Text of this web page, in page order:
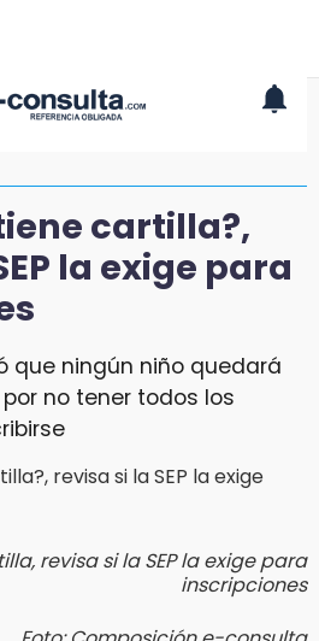
cartilla?,
la exige para
que ningún niño quedará
no tener todos los
revisa si la SEP la exige para
inscripciones